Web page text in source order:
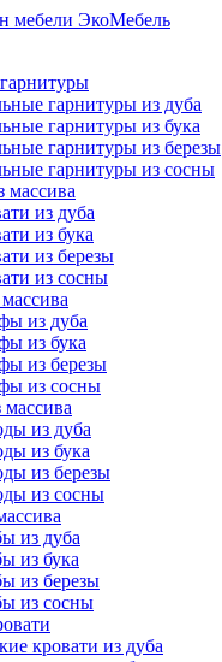
гарнитуры из дуба
гарнитуры из бука
гарнитуры из березы
гарнитуры из сосны
массива
из дуба
из бука
из березы
из сосны
из дуба
из бука
из березы
из сосны
из дуба
из бука
из березы
из сосны
из дуба
из бука
из березы
из сосны
кровати из дуба